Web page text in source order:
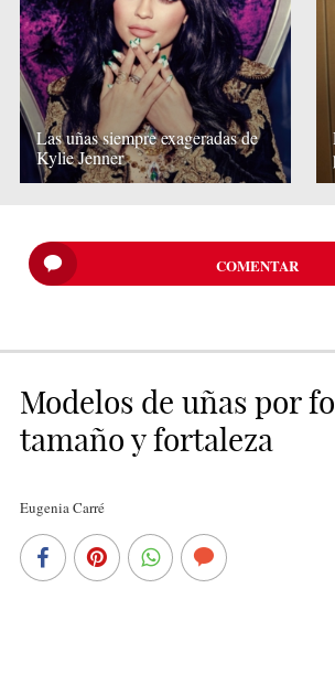
Las uñas siempre exageradas de
Kylie Jenner
COMENTAR
Modelos de uñas por
tamaño y fortaleza
Eugenia Carré